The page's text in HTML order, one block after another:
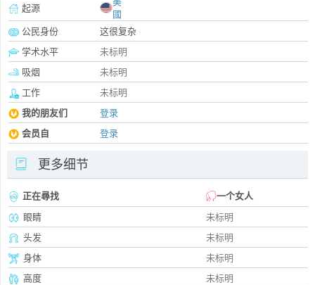
起源
國
公民身份
这很复杂
学术水平
未标明
吸烟
未标明
工作
未标明
我的朋友们
登录
会员自
登录
更多细节
正在尋找
一个女人
眼睛
未标明
头发
未标明
身体
未标明
高度
未标明